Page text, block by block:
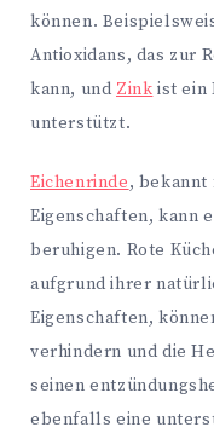
können.
Antioxidans, das zur
kann, und Zink ist ein
unterstützt.
Eichenrinde,
Eigenschaften, kann
beruhigen. Rote
aufgrund ihrer
Eigenschaften,
verhindern und die
seinen
ebenfalls eine